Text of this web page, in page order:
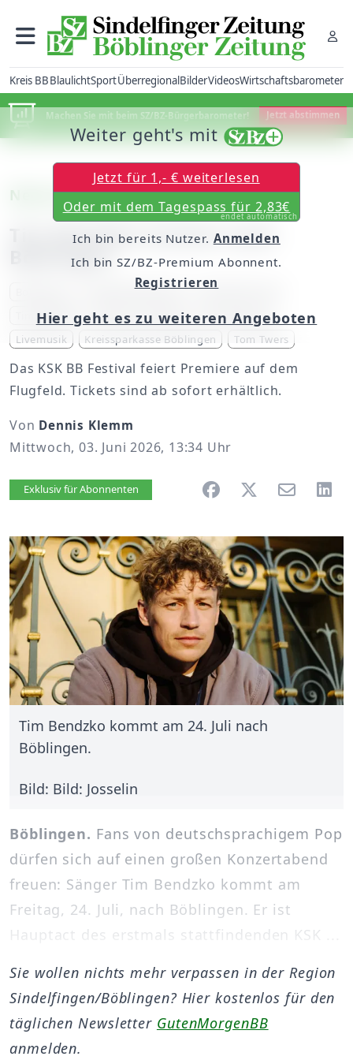
Kreis BBBlaulichtSportÜberregionalBilderVideosWirtschaftsbarometer
Machen Sie mit beim SZ/BZ-Bürgerbarometer! Jetzt abstimmen
Neues Open-Air-Festival
Tim Bendzko kommt nach
Böblingen
Flugfeld Böblingen
KSK BB Festival
Tim Bendzko
Open-Air-Festival
Deutschpop
Livemusik
Kreissparkasse Böblingen Tom Twers
Das KSK BB Festival feiert Premiere auf dem
Flugfeld. Tickets sind ab sofort erhältlich.
Von Dennis Klemm
Mittwoch, 03. Juni 2026, 13:34 Uhr
Artikel vorlesen
Exklusiv für Abonnenten
Tim Bendzko kommt am 24. Juli nach
Böblingen.
Bild: Bild: Josselin
Böblingen. Fans von deutschsprachigem Pop
dürfen sich auf einen großen Konzertabend
freuen: Sänger Tim Bendzko kommt am
Freitag, 24. Juli, nach Böblingen. Er ist
Hauptact des erstmals stattfindenden KSK ...
Weiter geht's mit
Jetzt für 1,- € weiterlesen
Oder mit dem Tagespass für 2,83€
endet automatisch
Ich bin bereits Nutzer. Anmelden
Ich bin SZ/BZ-Premium Abonnent.
Registrieren
Hier geht es zu weiteren Angeboten
Sie wollen nichts mehr verpassen in der Region
Sindelfingen/Böblingen? Hier kostenlos für den
täglichen Newsletter GutenMorgenBB
anmelden.